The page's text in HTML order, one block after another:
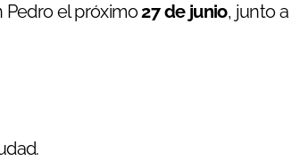
Pedro el próximo27 de junio, junto a